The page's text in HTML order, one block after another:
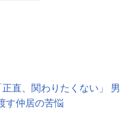
直、関わりたくない」 男
す仲居の苦悩